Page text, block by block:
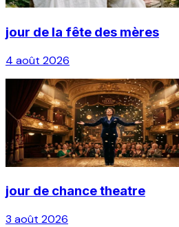
jour de la fête des mères
4 août 2026
jour de chance theatre
3 août 2026